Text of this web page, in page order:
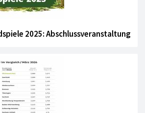
2025: Abschlussveranstaltung